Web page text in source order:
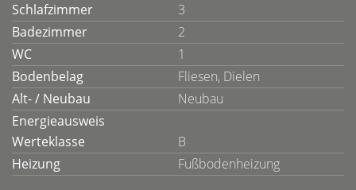
Schlafzimmer
3
Badezimmer
2
WC
1
Bodenbelag
Fliesen, Dielen
Alt- / Neubau
Neubau
Energieausweis
Werteklasse
B
Heizung
Fußbodenheizung